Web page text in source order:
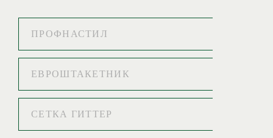
ПРОФНАСТИЛ
ЕВРОШТАКЕТНИК
СЕТКА ГИТТЕР